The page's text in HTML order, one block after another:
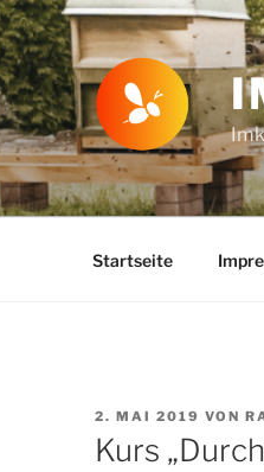
Startseite
VERÖFFENTLICHT
AM
2. MAI 2019 VON
Kurs